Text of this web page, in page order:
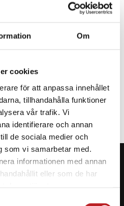
Om
cookies
för att anpassa innehållet
tillhandahålla funktioner
vår trafik. Vi
identifierare och annan
de sociala medier och
som vi samarbetar med.
informationen med annan
eller som de har